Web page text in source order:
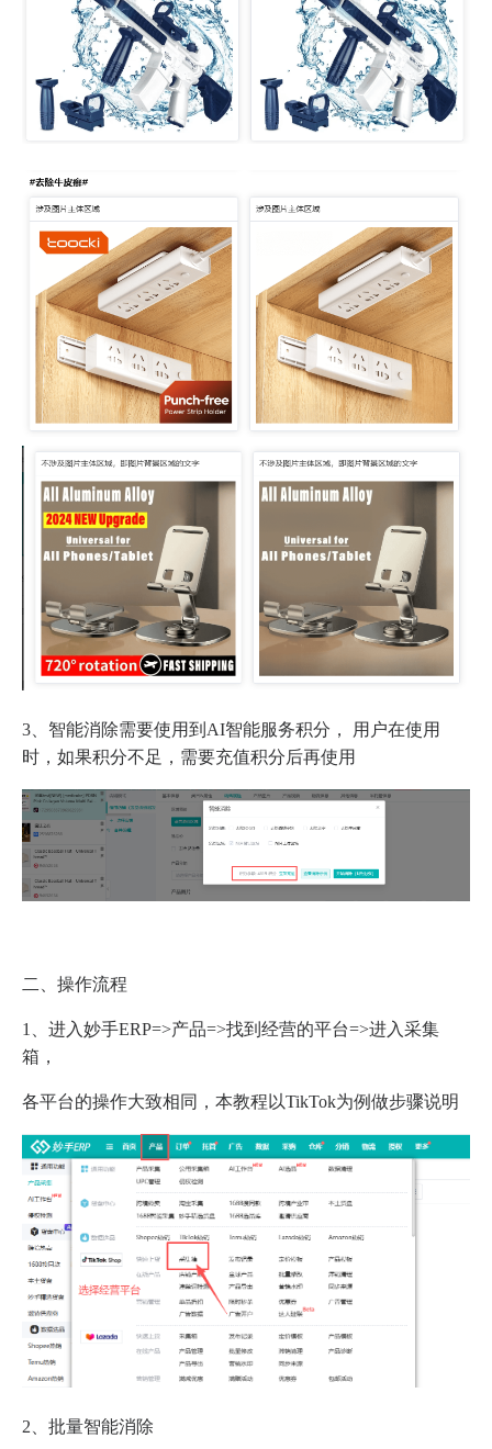
3、智能消除需要使用到AI智能服务积分， 用户在使用
时，如果积分不足，需要充值积分后再使用
二、操作流程
1、进入妙手ERP=>产品=>找到经营的平台=>进入采集
箱，
各平台的操作大致相同，本教程以TikTok为例做步骤说明
2、批量智能消除